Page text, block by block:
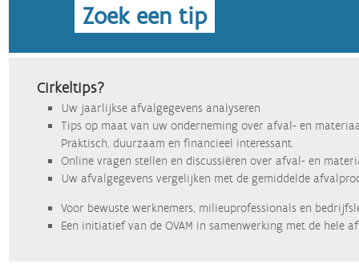
Zoek een tip
Cirkeltips?
Uw jaarlijkse afvalgegevens analyseren
Tips op maat van uw onderneming over afval- en
Praktisch, duurzaam en financieel interessant.
Online vragen stellen en discussiëren over afval- en
Uw afvalgegevens vergelijken met de gemiddelde
Voor bewuste werknemers, milieuprofessionals en
Een initiatief van de OVAM in samenwerking met de hele